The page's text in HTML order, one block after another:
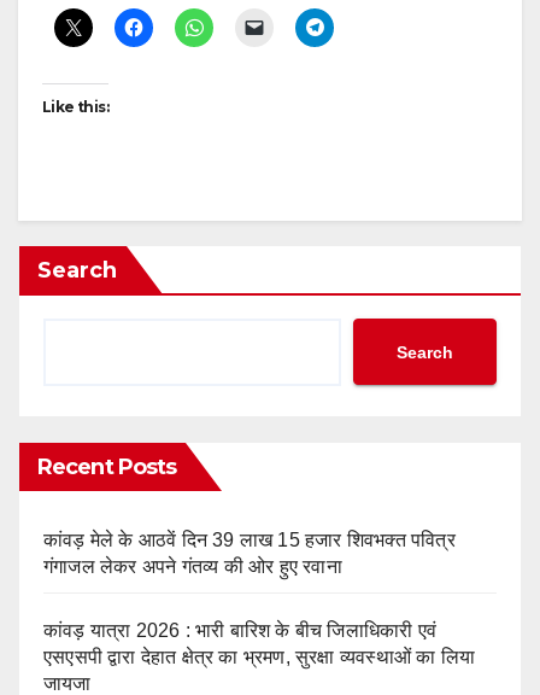
Like this:
Search
Search
Recent Posts
कांवड़ मेले के आठवें दिन 39 लाख 15 हजार शिवभक्त पवित्र
गंगाजल लेकर अपने गंतव्य की ओर हुए रवाना
कांवड़ यात्रा 2026 : भारी बारिश के बीच जिलाधिकारी एवं
एसएसपी द्वारा देहात क्षेत्र का भ्रमण, सुरक्षा व्यवस्थाओं का लिया
जायजा